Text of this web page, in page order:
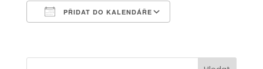
PŘIDAT DO KALENDÁŘE